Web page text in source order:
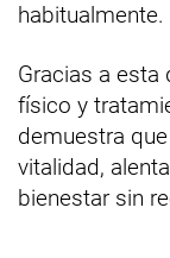
habitualmente.
Gracias a esta
físico y
demuestra
vitalidad,
bienestar sin